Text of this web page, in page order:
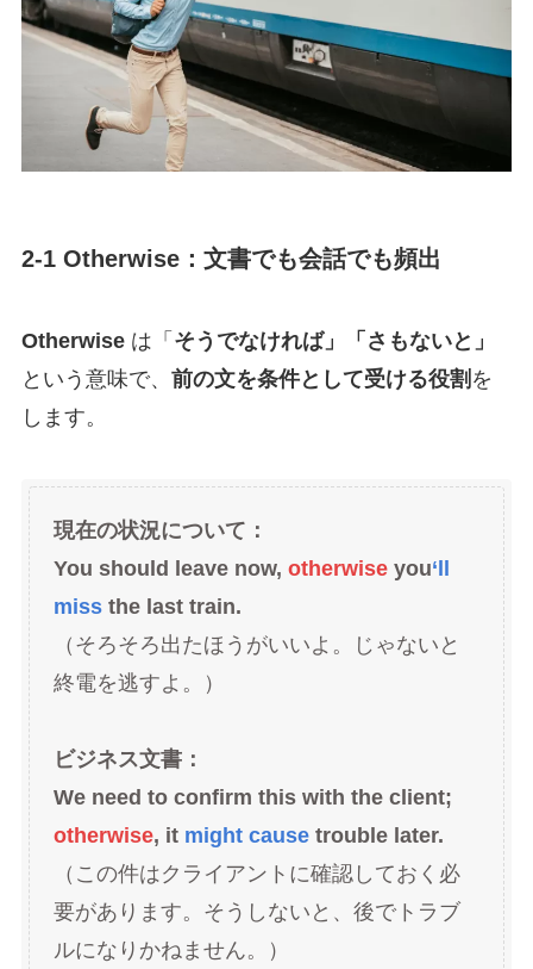
2-1 Otherwise：文書でも会話でも頻出
Otherwiseは「 そうでなければ」「さもないと」
という意味で、 前の文を条件として受ける役割 を
します。
現在の状況について：
You should leave now, otherwiseyou‘ll
missthe last train.
（そろそろ出たほうがいいよ。じゃないと
終電を逃すよ。）
ビジネス文書：
We need to confirm this with the client;
otherwise, it might causetrouble later.
（この件はクライアントに確認しておく必
要があります。そうしないと、後でトラブ
ルになりかねません。）